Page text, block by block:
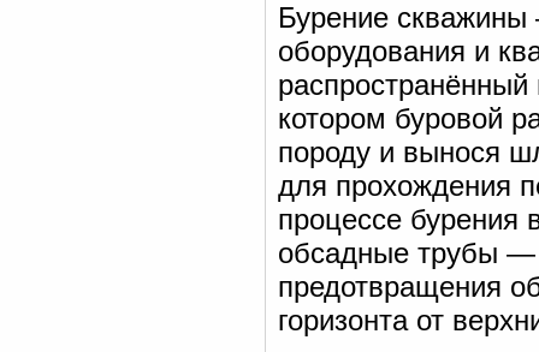
Бурение
оборудования и
котором буровой
породу и вынося
для прохождения
процессе бурения
обсадные трубы
предотвращения
горизонта от